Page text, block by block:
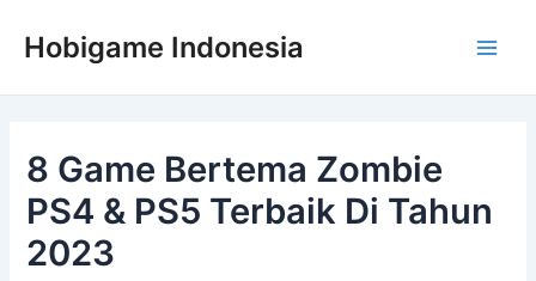
Hobigame Indonesia
8 Game Bertema Zombie
PS4 & PS5 Terbaik Di Tahun
2023
navigation